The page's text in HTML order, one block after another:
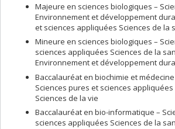
Majeure en sciences biologiques –
Environnement et développement
et sciences appliquées Sciences de la
Mineure en sciences biologiques –
sciences appliquées Sciences de la
Environnement et développement
Baccalauréat en biochimie et
Sciences pures et sciences
Sciences de la vie
Baccalauréat en bio-informatique –
sciences appliquées Sciences de la